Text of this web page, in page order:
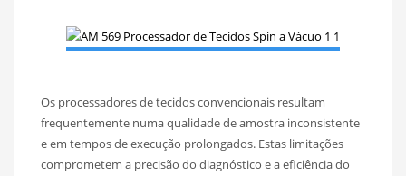
Os processadores de tecidos convencionais resultam
frequentemente numa qualidade de amostra inconsistente
e em tempos de execução prolongados. Estas limitações
comprometem a precisão do diagnóstico e a eficiência do